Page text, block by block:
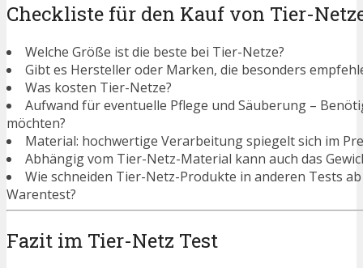
Checkliste für den Kauf von Tier-
Welche Größe ist die beste bei Tier-Netze?
Gibt es Hersteller oder Marken, die besonders
Was kosten Tier-Netze?
Aufwand für eventuelle Pflege und Säuberung –
möchten?
Material: hochwertige Verarbeitung spiegelt sich im
Abhängig vom Tier-Netz-Material kann auch das
Wie schneiden Tier-Netz-Produkte in anderen Tests
Warentest?
Fazit im Tier-Netz Test